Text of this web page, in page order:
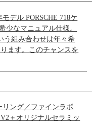
少なマニュアル仕様。
う組み合わせは年々希
ます。このチャンスを
＋オリジナルセラミッ